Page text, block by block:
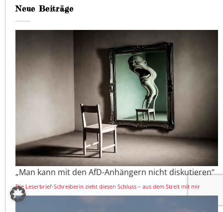
Neue Beiträge
„Man kann mit den AfD-Anhängern nicht diskutieren“
Die Leserbrief-Schreiberin zieht diesen Schluss – aus dem Streit mit mir